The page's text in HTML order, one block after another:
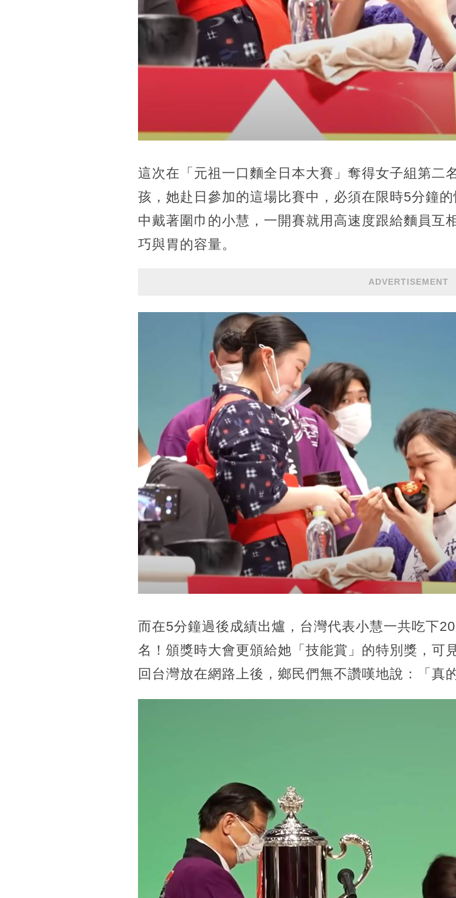
這次在「元祖一口麵全日本大賽」奪得女子組第二
孩，她赴日參加的這場比賽中，必須在限時5分鐘
中戴著圍巾的小慧，一開賽就用高速度跟給麵員互
巧與胃的容量。
ADVERTISEMENT
而在5分鐘過後成績出爐，台灣代表小慧一共吃下
名！頒獎時大會更頒給她「技能賞」的特別獎，可
回台灣放在網路上後，鄉民們無不讚嘆地說：「真